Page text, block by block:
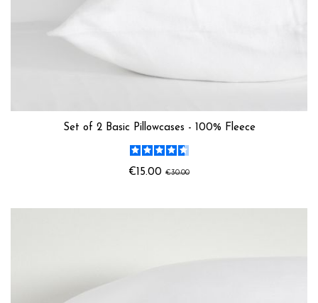
Set of 2 Basic Pillowcases - 100% Fleece
€15.00 €30.00